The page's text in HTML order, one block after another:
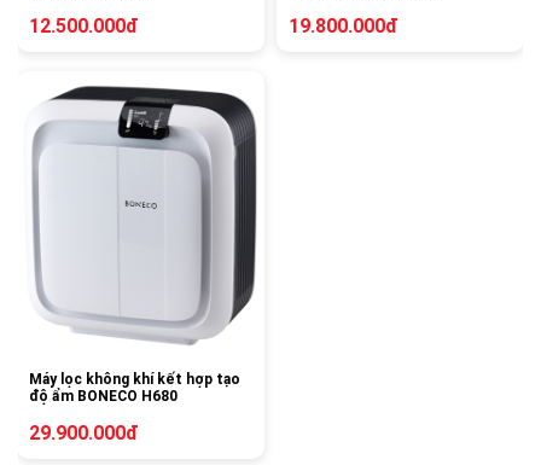
12.500.000đ 19.800.000đ
Máy lọc không khí kết hợp tạo
độ ẩm BONECO H680
29.900.000đ